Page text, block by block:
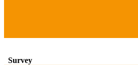
Survey